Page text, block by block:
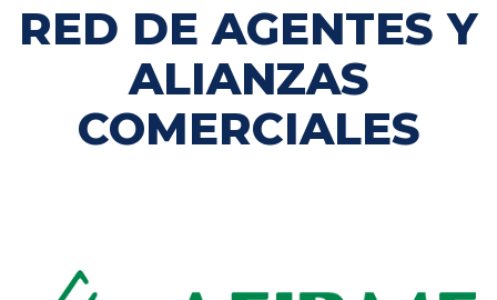
RED DE AGENTES Y
ALIANZAS
COMERCIALES